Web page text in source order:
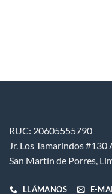
RUC: 20605555790
Jr. Los Tamarindos
San Martín de Porres,
LLÁMANOS E-